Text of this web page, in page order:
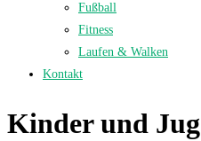
Fußball
Fitness
Laufen & Walken
Kontakt
Kinder und